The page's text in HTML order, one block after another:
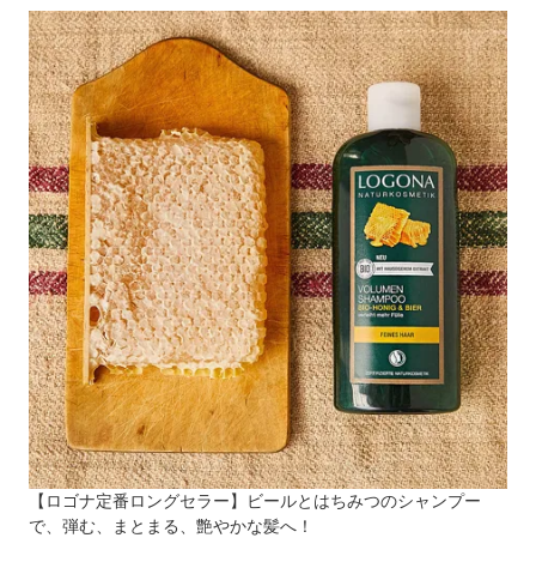
【ロゴナ定番ロングセラー】ビールとはちみつのシャンプー
で、弾む、まとまる、艶やかな髪へ！